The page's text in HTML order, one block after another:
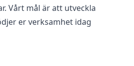
Vårt mål är att utveckla
er verksamhet idag